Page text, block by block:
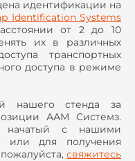
идентификации на
Identification Systems
от 2 до 10
их в различных
транспортных
доступа в режиме
нашего стенда за
ААМ Системз.
начатый с нашими
или для получения
свяжитесь